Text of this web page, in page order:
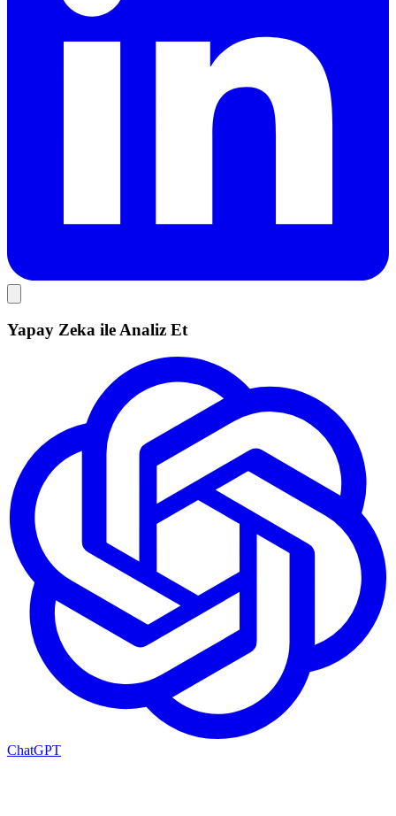
Yapay Zeka ile Analiz Et
ChatGPT